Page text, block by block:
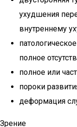
ухудшения
внутреннему
полное
полное или
пороки
деформация
Зрение